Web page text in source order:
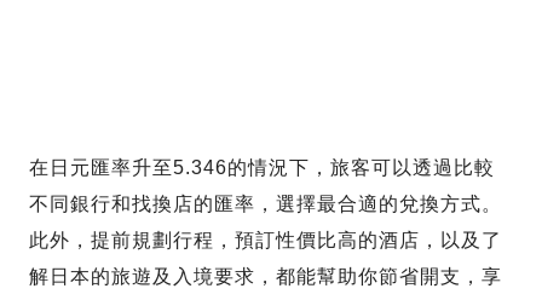
在日元匯率升至5.346的情況下，旅客可以透過比較
不同銀行和找換店的匯率，選擇最合適的兌換方式。
此外，提前規劃行程，預訂性價比高的酒店，以及了
解日本的旅遊及入境要求，都能幫助你節省開支，享